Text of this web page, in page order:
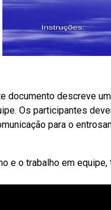
documento descreve
Os participantes
para o
e o trabalho em